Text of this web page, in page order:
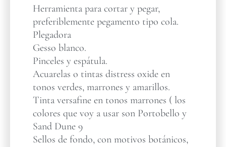
Herramienta para cortar y pegar,
preferiblemente pegamento tipo cola.
Plegadora
Gesso blanco.
Pinceles y espátula.
Acuarelas o tintas distress oxide en
tonos verdes, marrones y amarillos.
Tinta versafine en tonos marrones ( los
colores que voy a usar son Portobello y
Sand Dune 9
Sellos de fondo, con motivos botánicos,